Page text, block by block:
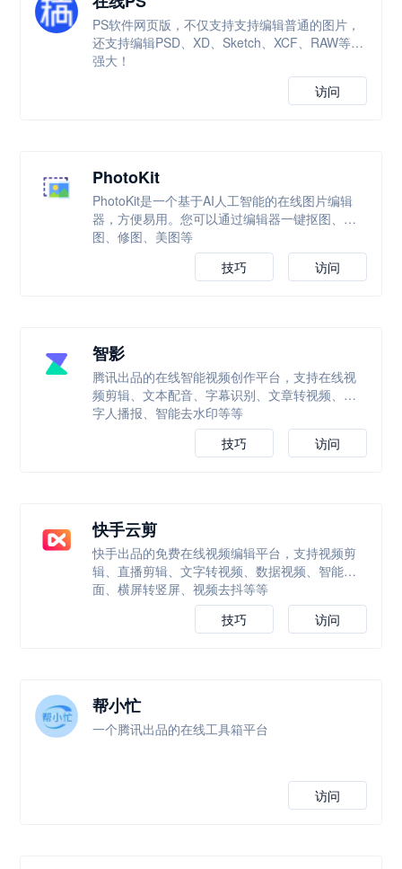
PS软件网页版，不仅支持支持编辑普通的图片，
还支持编辑PSD、XD、Sketch、XCF、RAW等，
强大！
访问
PhotoKit
PhotoKit是一个基于AI人工智能的在线图片编辑
器，方便易用。您可以通过编辑器一键抠图、改
图、修图、美图等
访问
技巧
智影
腾讯出品的在线智能视频创作平台，支持在线视
频剪辑、文本配音、字幕识别、文章转视频、数
字人播报、智能去水印等等
访问
技巧
快手云剪
快手出品的免费在线视频编辑平台，支持视频剪
辑、直播剪辑、文字转视频、数据视频、智能封
面、横屏转竖屏、视频去抖等等
访问
技巧
帮小忙
一个腾讯出品的在线工具箱平台
访问